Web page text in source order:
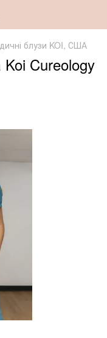
блузи KOI, США
Cureology